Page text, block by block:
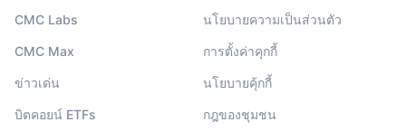
CMC Labs
CMC Max
ข่าวเด่น
บิตคอยน์ ETFs
นโยบายความเป็นส่วนตัว
การตั้งค่าคุกกี้
นโยบายคุ้กกี้
กฎของชุมชน